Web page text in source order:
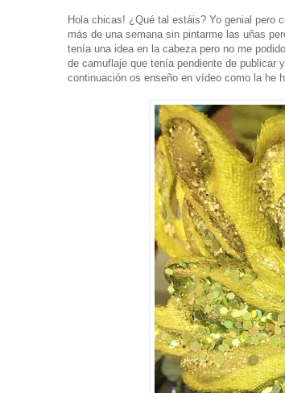
Hola chicas! ¿Qué tal estáis? Yo genial pero
más de una semana sin pintarme las uñas
tenía una idea en la cabeza pero no me
de camuflaje que tenía pendiente de publicar
continuación os enseño en vídeo como la he